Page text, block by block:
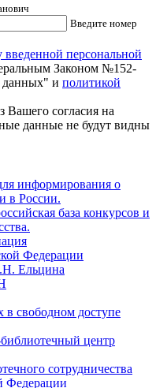
Введите номер
введенной персональной
Законом №152-
данных" и политикой
Вашего согласия на
данные не будут видны